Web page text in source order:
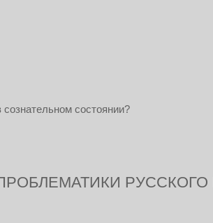
состоянии?
РУССКОГО